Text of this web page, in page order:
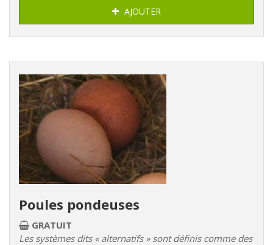
AJOUTER
Poules pondeuses
GRATUIT
Les systèmes dits « alternatifs » sont définis comme des